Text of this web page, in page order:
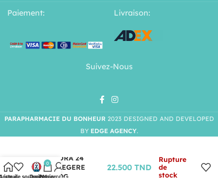
Paiement: Livraison:
Suivez-Nous
PARAPHARMACIE DU BONHEUR 2023 DESIGNED AND DEVELOPED
BY EDGE AGENCY.
XEN HYDRA 24
CREME LEGERE
22.500 TND
Rupture
de
stock
Liste de souhaits
Deals
0
Panier
Mon compte